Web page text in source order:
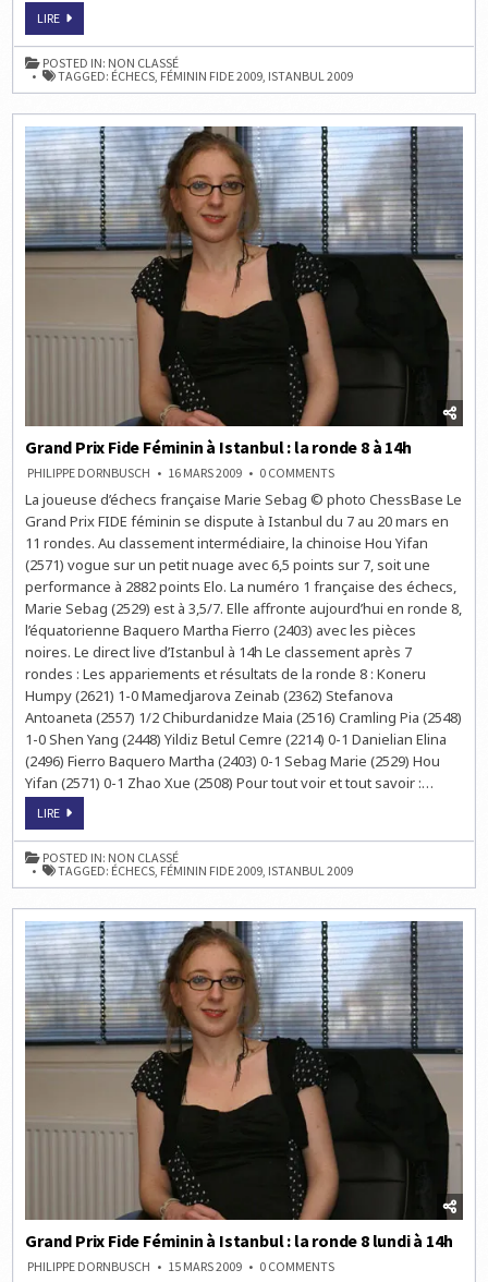
LIREGRAND
FIDE
FÉMININ
À
ISTANBUL
:
10
À
14H
POSTED IN: NON CLASSÉ
TAGGED: ÉCHECS, FÉMININ FIDE 2009, ISTANBUL 2009
Grand Prix Fide Féminin à Istanbul : la ronde 8 à 14h
PHILIPPE DORNBUSCH 16 MARS 2009 0 COMMENTSON
PRIX
FÉMININ
ISTANBUL
RONDE
À
14H
La joueuse d’échecs française Marie Sebag © photo ChessBase Le
Grand Prix FIDE féminin se dispute à Istanbul du 7 au 20 mars en
11 rondes. Au classement intermédiaire, la chinoise Hou Yifan
(2571) vogue sur un petit nuage avec 6,5 points sur 7, soit une
performance à 2882 points Elo. La numéro 1 française des échecs,
Marie Sebag (2529) est à 3,5/7. Elle affronte aujourd’hui en ronde 8,
l’équatorienne Baquero Martha Fierro (2403) avec les pièces
noires. Le direct live d’Istanbul à 14h Le classement après 7
rondes : Les appariements et résultats de la ronde 8 : Koneru
Humpy (2621) 1-0 Mamedjarova Zeinab (2362) Stefanova
Antoaneta (2557) 1/2 Chiburdanidze Maia (2516) Cramling Pia (2548)
1-0 Shen Yang (2448) Yildiz Betul Cemre (2214) 0-1 Danielian Elina
(2496) Fierro Baquero Martha (2403) 0-1 Sebag Marie (2529) Hou
Yifan (2571) 0-1 Zhao Xue (2508) Pour tout voir et tout savoir :…
LIREGRAND
FIDE
FÉMININ
À
ISTANBUL
:
8
À
14H
POSTED IN: NON CLASSÉ
TAGGED: ÉCHECS FÉMININ FIDE 2009 ISTANBUL 2009
Grand Prix Fide Féminin à Istanbul : la ronde 8 lundi à 14h
PHILIPPE DORNBUSCH 15 MARS 2009 0 COMMENTSON